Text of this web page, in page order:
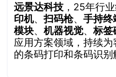
远景达科技 ，25年行
印机、扫码枪、手持终
模块、机器视觉、标签
应用方案领域，持续
的条码打印和条码识别